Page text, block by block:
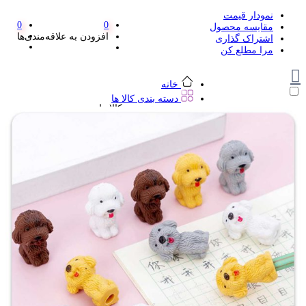
نمودار قیمت
مقایسه محصول
اشتراک گذاری
مرا مطلع کن
0
افزودن به علاقه‌مندی‌ها
0
خانه
دسته بندی کالا ها
دسته بندی کالا ها
مداد
پاک کن و غلط گیر
مداد تراش
اتود و نوک
روان نویس فانتزی
خودکار و خودکار فشاری
ماژیک ها
دفترچه یادداشت
استیکر
استیک نوت
خط کش و گونیا
کیف غذا
کوله پشتی
چسب
کاتر فانتزی
بوک مارک
ماشین حساب